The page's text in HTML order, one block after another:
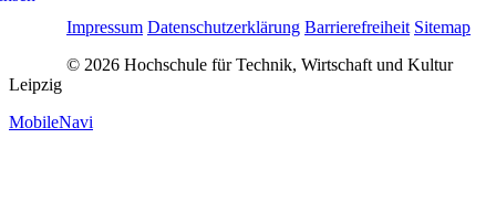
Impressum Datenschutzerklärung Barrierefreiheit Sitemap
© 2026 Hochschule für Technik, Wirtschaft und Kultur
Leipzig
MobileNavi